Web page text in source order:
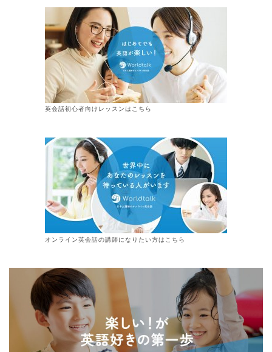
英会話初心者向けレッスンはこちら
オンライン英会話の講師になりたい方はこちら